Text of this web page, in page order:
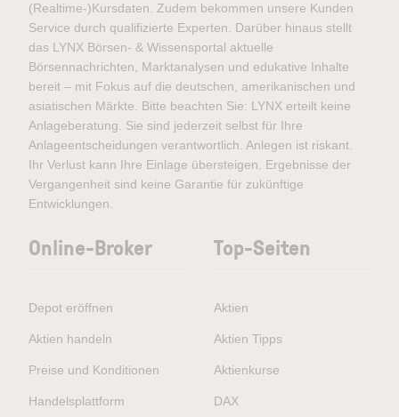
(Realtime-)Kursdaten. Zudem bekommen unsere Kunden
Service durch qualifizierte Experten. Darüber hinaus stellt
das LYNX Börsen- & Wissensportal aktuelle
Börsennachrichten, Marktanalysen und edukative Inhalte
bereit – mit Fokus auf die deutschen, amerikanischen und
asiatischen Märkte. Bitte beachten Sie: LYNX erteilt keine
Anlageberatung. Sie sind jederzeit selbst für Ihre
Anlageentscheidungen verantwortlich. Anlegen ist riskant.
Ihr Verlust kann Ihre Einlage übersteigen. Ergebnisse der
Vergangenheit sind keine Garantie für zukünftige
Entwicklungen.
Online-Broker
Depot eröffnen
Aktien handeln
Preise und Konditionen
Handelsplattform
Top-Seiten
Aktien
Aktien Tipps
Aktienkurse
DAX